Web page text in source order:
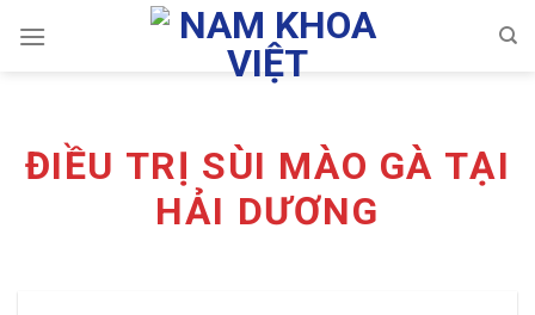
ĐIỀU TRỊ SÙI MÀO GÀ TẠI
HẢI DƯƠNG